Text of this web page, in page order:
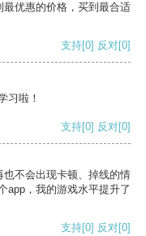
优惠的价格，买到最合适
支持[0] 反对[0]
习啦！
支持[0] 反对[0]
不会出现卡顿、掉线的情
app，我的游戏水平提升了
支持[0] 反对[0]